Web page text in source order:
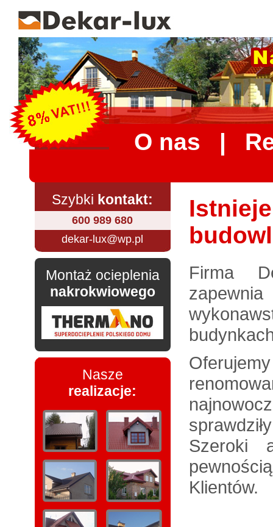
O nas |
Szybki kontakt:
600 989 680
dekar-lux@wp.pl
Montaż ocieplenia
nakrokwiowego
Nasze
realizacje:
Firma
Szeroki
Klientów.